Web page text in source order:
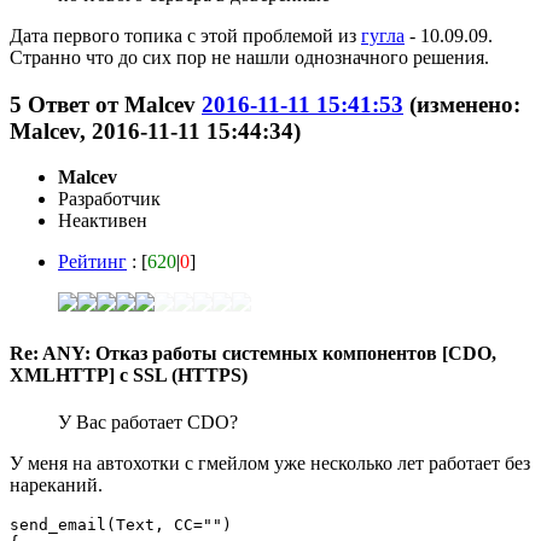
Дата первого топика с этой проблемой из гугла - 10.09.09.
Странно что до сих пор не нашли однозначного решения.
5 Ответ отMalcev 2016-11-11 15:41:53 (изменено:
Malcev, 2016-11-11 15:44:34)
Malcev
Разработчик
Неактивен
Рейтинг : [620|0]
Re: ANY: Отказ работы системных компонентов [CDO,
XMLHTTP] с SSL (HTTPS)
У Вас работает CDO?
У меня на автохотки с гмейлом уже несколько лет работает без
нареканий.
send_email(Text, CC="")